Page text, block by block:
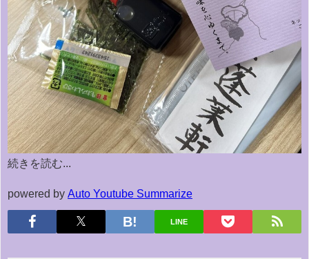
続きを読む...
powered by Auto Youtube Summarize
LINE